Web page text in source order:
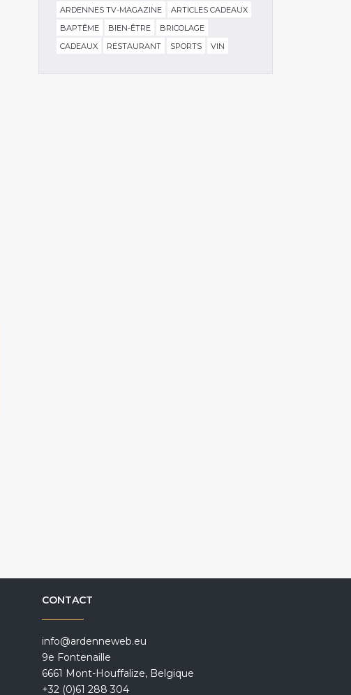
ARDENNES TV-MAGAZINE
ARTICLES CADEAUX
BAPTÊME
BIEN-ÊTRE
BRICOLAGE
CADEAUX
RESTAURANT SPORTS VIN
CONTACT
info@ardenneweb.eu
9e Fontenaille
6661 Mont-Houffalize, Belgique
+32 (0)61 288 304